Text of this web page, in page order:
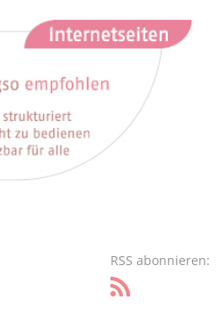
RSS abonnieren: